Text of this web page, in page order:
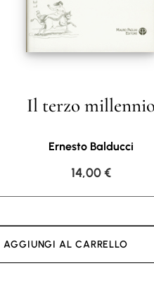
Il terzo millennio
Ernesto Balducci
14,00€
AGGIUNGI AL CARRELLO